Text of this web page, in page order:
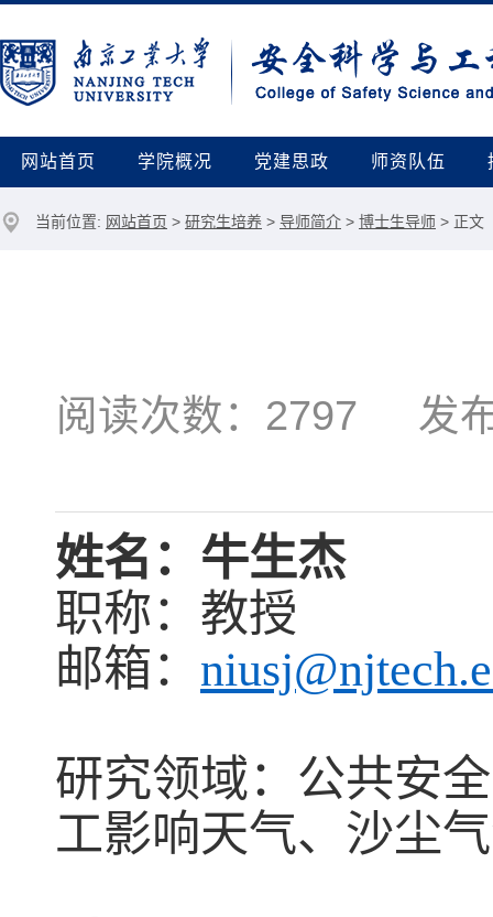
网站首页 学院概况 党建思政 师资队伍
当前位置: 网站首页 > 研究生培养 > 导师简介 > 博士生导师 > 正文
阅读次数： 2797 发布
姓名：牛生杰
职称：教授
邮箱：
研究领域：公共安
工影响天气、沙尘